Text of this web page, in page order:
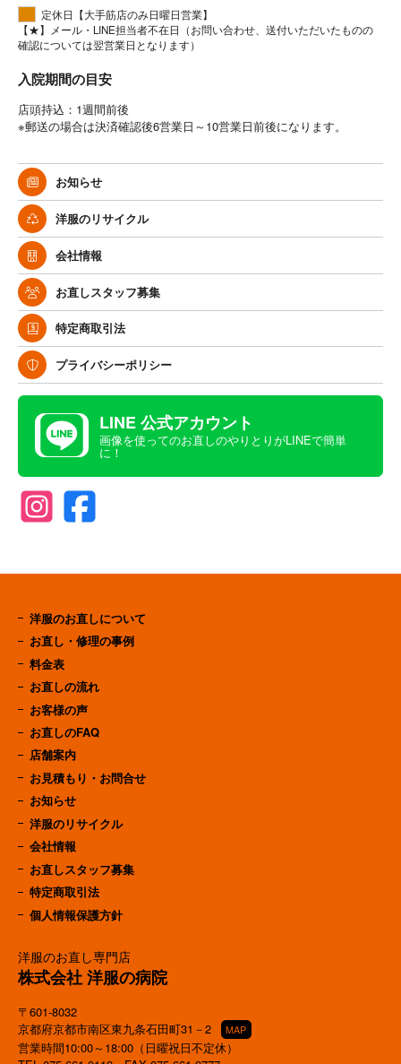
定休日【大手筋店のみ日曜日営業】
【★】メール・LINE担当者不在日（お問い合わせ、送付いただいたものの
確認については翌営業日となります）
入院期間の目安
店頭持込：1週間前後
※郵送の場合は決済確認後6営業日～10営業日前後になります。
お知らせ
洋服のリサイクル
会社情報
お直しスタッフ募集
特定商取引法
プライバシーポリシー
LINE 公式アカウント
画像を使ってのお直しのやりとりがLINEで簡単
に！
洋服のお直し専門店
株式会社 洋服の病院
〒601-8032
京都府京都市南区東九条石田町31－2
MAP
営業時間10:00～18:00（日曜祝日不定休）
洋服のお直しについて
お直し・修理の事例
料金表
お直しの流れ
お客様の声
お直しのFAQ
店舗案内
お見積もり・お問合せ
お知らせ
洋服のリサイクル
会社情報
お直しスタッフ募集
特定商取引法
個人情報保護方針